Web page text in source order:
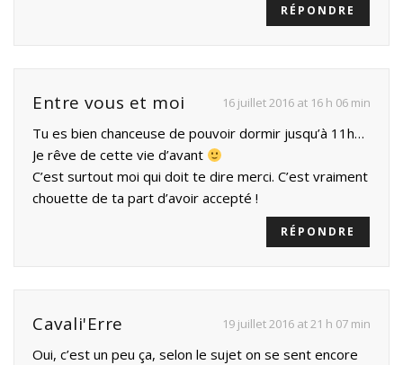
RÉPONDRE
Entre vous et moi 16 juillet 2016 at 16 h 06 min
Tu es bien chanceuse de pouvoir dormir jusqu’à 11h…
Je rêve de cette vie d’avant
C’est surtout moi qui doit te dire merci. C’est vraiment
chouette de ta part d’avoir accepté !
RÉPONDRE
Cavali'Erre 19 juillet 2016 at 21 h 07 min
Oui, c’est un peu ça, selon le sujet on se sent encore